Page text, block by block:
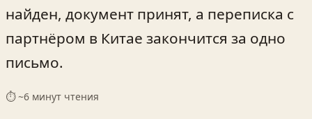
найден, документ принят, а переписка с
партнёром в Китае закончится за одно
письмо.
⏱ ~6 минут чтения